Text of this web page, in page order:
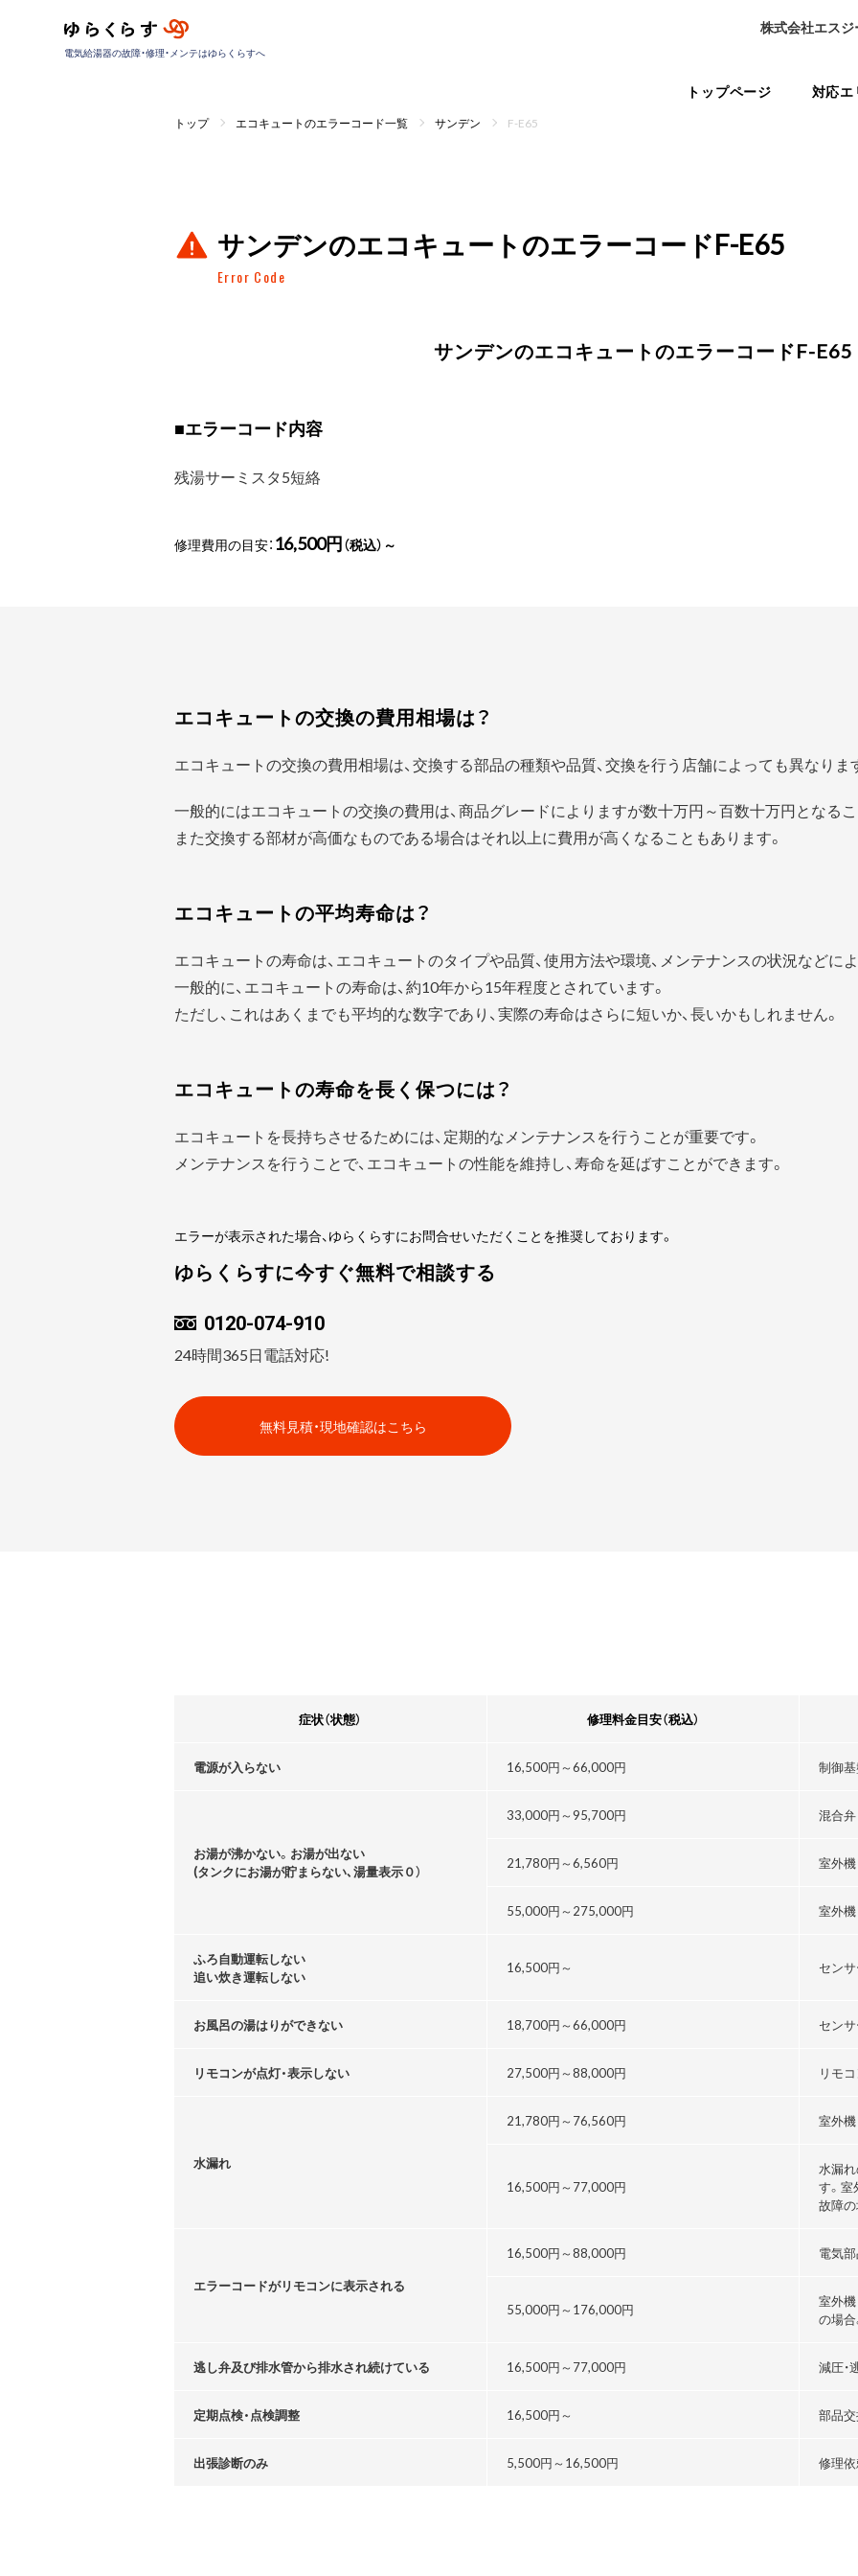
電気給湯器の故障・修理・メンテはゆらくらすへ
株式会社エスジ
トップページ 対応エ
トップ エコキュートのエラーコード一覧 サンデン F-E65
サンデンのエコキュートのエラーコードF-E65
Error Code
サンデンのエコキュートのエラーコードF-E65
■エラーコード内容
残湯サーミスタ5短絡
修理費用の目安： 16,500円（税込）～
エコキュートの交換の費用相場は？
エコキュートの交換の費用相場は、交換する部品の種類や品質、交換を行う店舗によっても異なりま
一般的にはエコキュートの交換の費用は、商品グレードによりますが数十万円～百数十万円となるこ
また交換する部材が高価なものである場合はそれ以上に費用が高くなることもあります。
エコキュートの平均寿命は？
エコキュートの寿命は、エコキュートのタイプや品質、使用方法や環境、メンテナンスの状況などに
一般的に、エコキュートの寿命は、約10年から15年程度とされています。
ただし、これはあくまでも平均的な数字であり、実際の寿命はさらに短いか、長いかもしれません。
エコキュートの寿命を長く保つには？
エコキュートを長持ちさせるためには、定期的なメンテナンスを行うことが重要です。
メンテナンスを行うことで、エコキュートの性能を維持し、寿命を延ばすことができます。
エラーが表示された場合、ゆらくらすにお問合せいただくことを推奨しております。
ゆらくらすに今すぐ無料で相談する
0120-074-910
24時間365日電話対応!
無料見積・現地確認はこちら
症状（状態） 修理料金目安（税込）
電源が入らない 16,500円～66,000円 制御基
お湯が沸かない。お湯が出ない
(タンクにお湯が貯まらない､湯量表示０）
33,000円～95,700円 混合弁
21,780円～6,560円 室外
55,000円～ 275,000円 室外機
ふろ自動運転しない
追い炊き運転しない
16,500円～ センサ
お風呂の湯はりができない 18,700円～66,000円 センサ
リモコンが点灯・表示しない 27,500円～88,000円 リモ
水漏れ
21,780円～76,560円 室外
16,500円～ 77,000円
水漏
す。
故障
エラーコードがリモコンに表示される
16,500円～88,000円 電気
55,000円～176,000円
室外
の場合
逃し弁及び排水管から排水され続けている 16,500円～ 77,000円 減圧・
定期点検・点検調整 16,500円～ 部品
出張診断のみ 5,500円～ 16,500円 修理